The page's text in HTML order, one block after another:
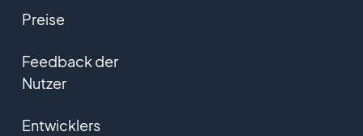
Preise
Feedback der
Nutzer
Entwicklers